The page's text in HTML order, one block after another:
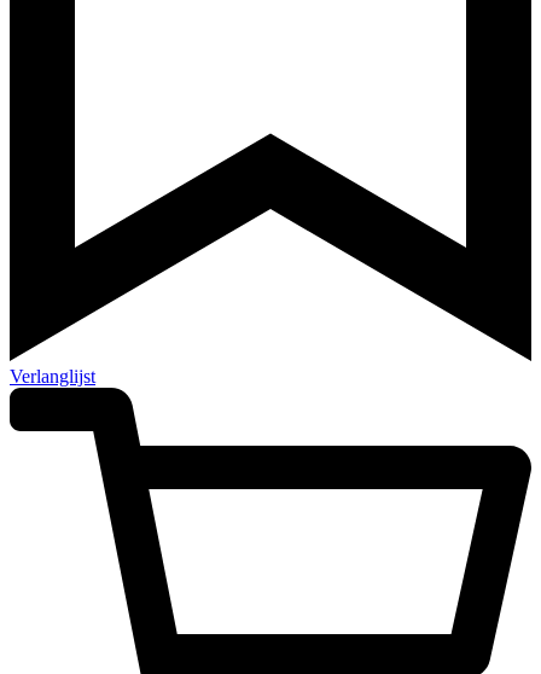
Verlanglijst